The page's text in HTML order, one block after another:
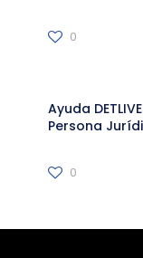
0
Ayuda
Persona
0